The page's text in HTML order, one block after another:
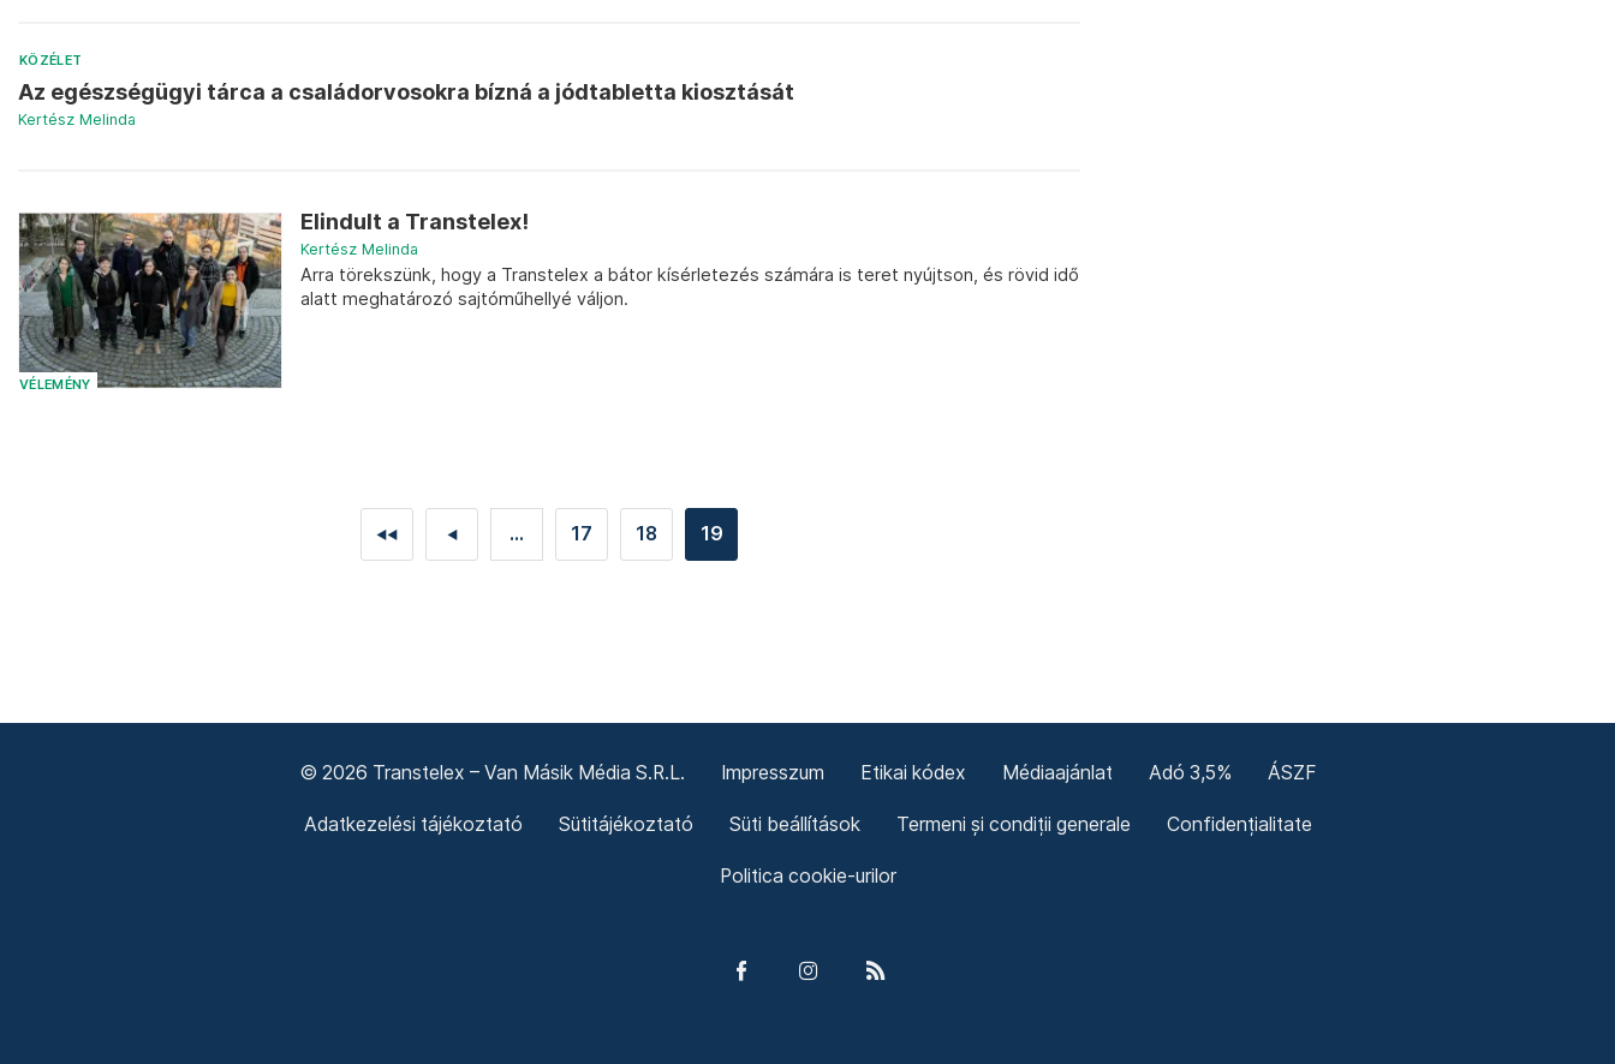
KÖZÉLET
Az egészségügyi tárca a családorvosokra bízná a jódtabletta kiosztását
Kertész Melinda
VÉLEMÉNY
Elindult a Transtelex!
Kertész Melinda
Arra törekszünk, hogy a Transtelex a bátor kísérletezés számára is teret nyújtson, és rövid idő
alatt meghatározó sajtóműhellyé váljon.
◄◄ ◄ ... 17 18 19
© 2026 Transtelex – Van Másik Média S.R.L. Impresszum Etikai kódex Médiaajánlat Adó 3,5% ÁSZF
Adatkezelési tájékoztató Sütitájékoztató Süti beállítások Termeni și condiții generale Confidențialitate
Politica cookie-urilor